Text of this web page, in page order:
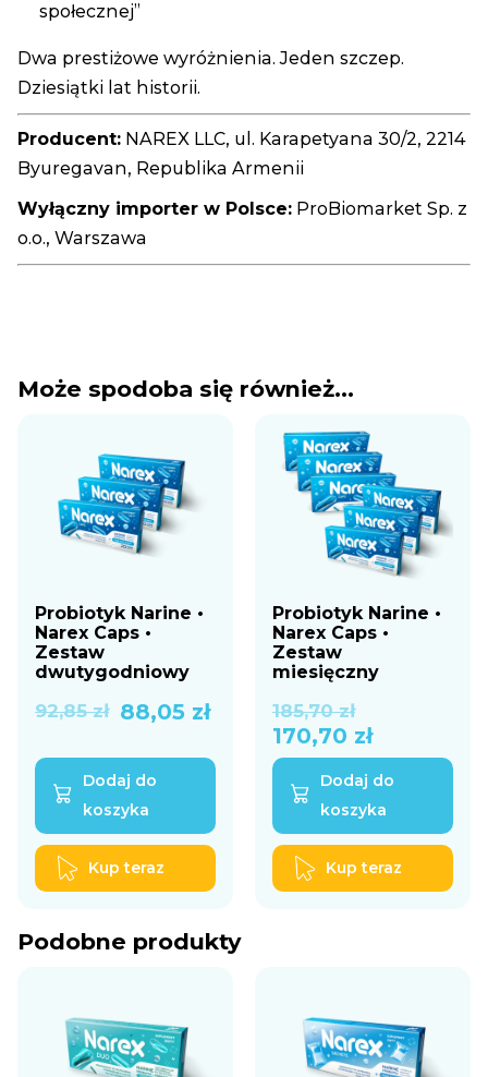
społecznej”
Dwa prestiżowe wyróżnienia. Jeden szczep.
Dziesiątki lat historii.
Producent: NAREX LLC, ul. Karapetyana 30/2, 2214
Byuregavan, Republika Armenii
Wyłączny importer w Polsce: ProBiomarket Sp. z
o.o., Warszawa
Może spodoba się również…
Probiotyk Narine •
Narex Caps •
Zestaw
dwutygodniowy
92,85zł
Pierwotna
cena
wynosiła:
92,85 zł.
88,05 zł
Aktualna
cena
wynosi:
88,05 zł.
Dodaj do
koszyka
Kup teraz
Probiotyk Narine •
Narex Caps •
Zestaw
miesięczny
185,70zł
Pierwotna
cena
wynosiła:
185,70 zł.
170,70 zł
Aktualna
cena
wynosi:
170,70 zł.
Dodaj do
koszyka
Kup teraz
Podobne produkty